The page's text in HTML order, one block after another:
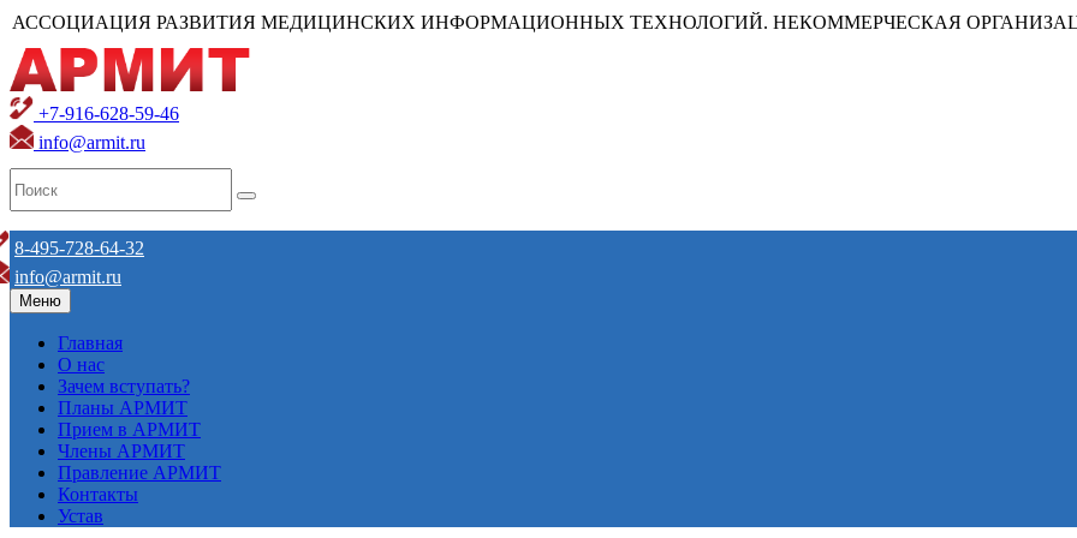
АССОЦИАЦИЯ РАЗВИТИЯ МЕДИЦИНСКИХ ИНФОРМАЦИОННЫХ ТЕХНОЛОГИЙ. НЕКОММЕРЧЕСКАЯ
+7-916-628-59-46
info@armit.ru
8-495-728-64-32
info@armit.ru
Меню
Главная
О нас
Зачем вступать?
Планы АРМИТ
Прием в АРМИТ
Члены АРМИТ
Правление АРМИТ
Контакты
Устав